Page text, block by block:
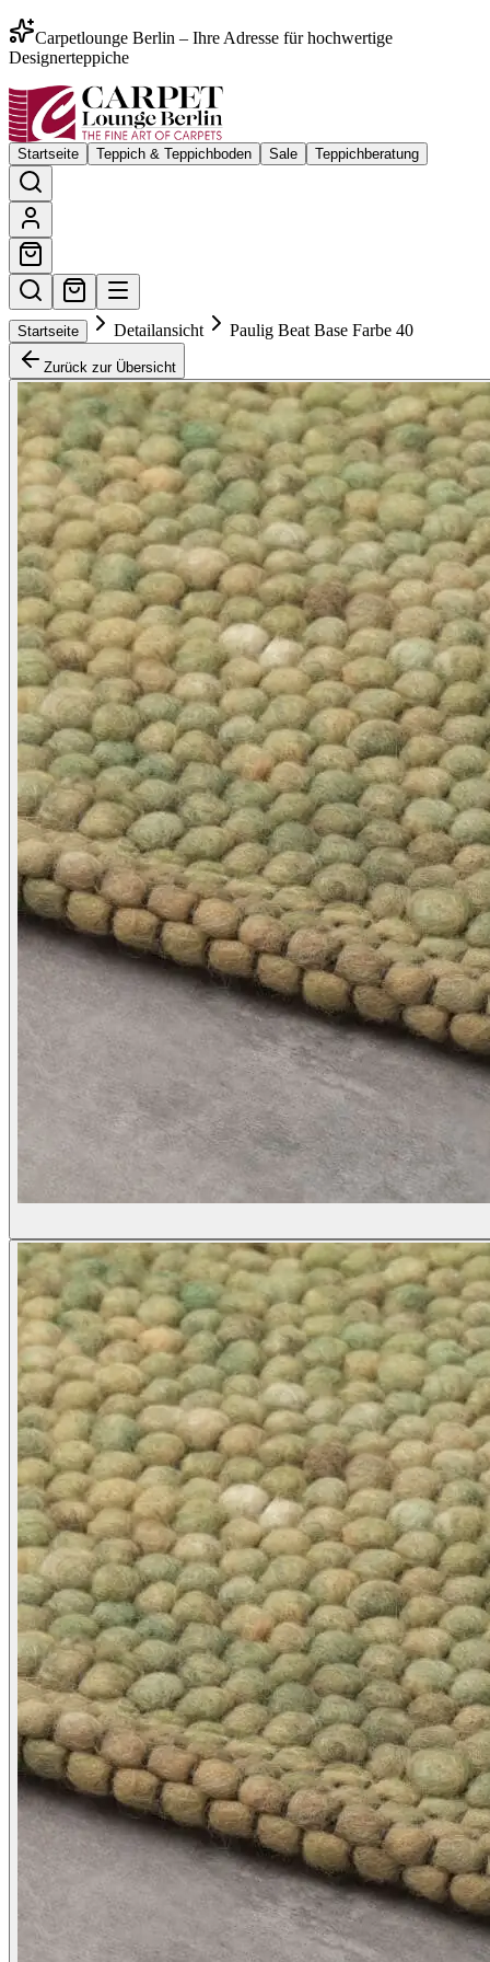
Carpetlounge Berlin – Ihre Adresse für hochwertige
Designerteppiche
Startseite Teppich & Teppichboden Sale Teppichberatung
Startseite Detailansicht Paulig Beat Base Farbe 40
Zurück zur Übersicht